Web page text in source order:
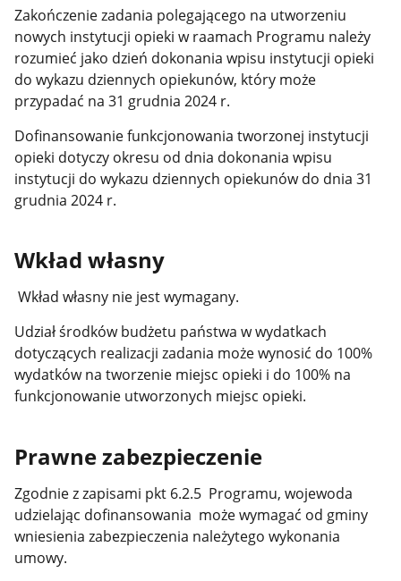
Zakończenie zadania polegającego na utworzeniu
nowych instytucji opieki w raamach Programu należy
rozumieć jako dzień dokonania wpisu instytucji opieki
do wykazu dziennych opiekunów, który może
przypadać na 31 grudnia 2024 r.
Dofinansowanie funkcjonowania tworzonej instytucji
opieki dotyczy okresu od dnia dokonania wpisu
instytucji do wykazu dziennych opiekunów do dnia 31
grudnia 2024 r.
Wkład własny
Wkład własny nie jest wymagany.
Udział środków budżetu państwa w wydatkach
dotyczących realizacji zadania może wynosić do 100%
wydatków na tworzenie miejsc opieki i do 100% na
funkcjonowanie utworzonych miejsc opieki.
Prawne zabezpieczenie
Zgodnie z zapisami pkt 6.2.5 Programu, wojewoda
udzielając dofinansowania może wymagać od gminy
wniesienia zabezpieczenia należytego wykonania
umowy.